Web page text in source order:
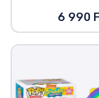
6 990
Animés
Gamer
Sportos